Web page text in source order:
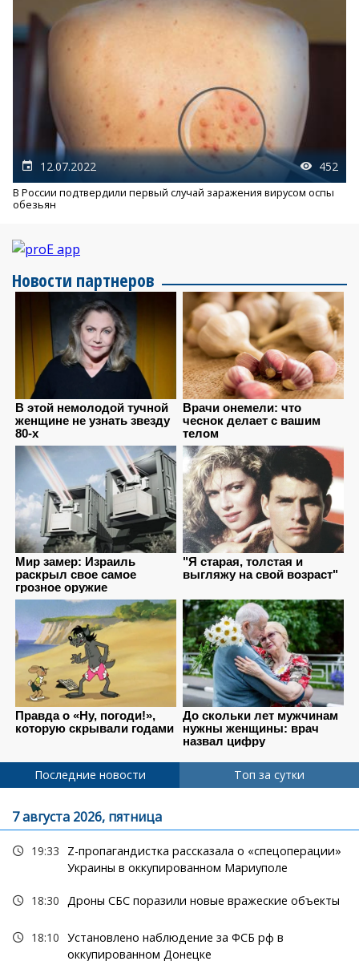
12.07.2022 452
В России подтвердили первый случай заражения вирусом оспы
обезьян
Новости партнеров
Последние новости Топ за сутки
7 августа 2026, пятница
19:33
Z-пропагандистка рассказала о «спецоперации»
Украины в оккупированном Мариуполе
18:30 Дроны СБС поразили новые вражеские объекты
18:10 Установлено наблюдение за ФСБ рф в
оккупированном Донецке